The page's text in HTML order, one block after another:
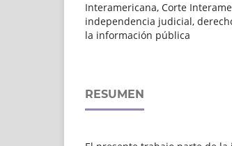
Interamericana, Corte
independencia judicial,
la información pública
RESUMEN